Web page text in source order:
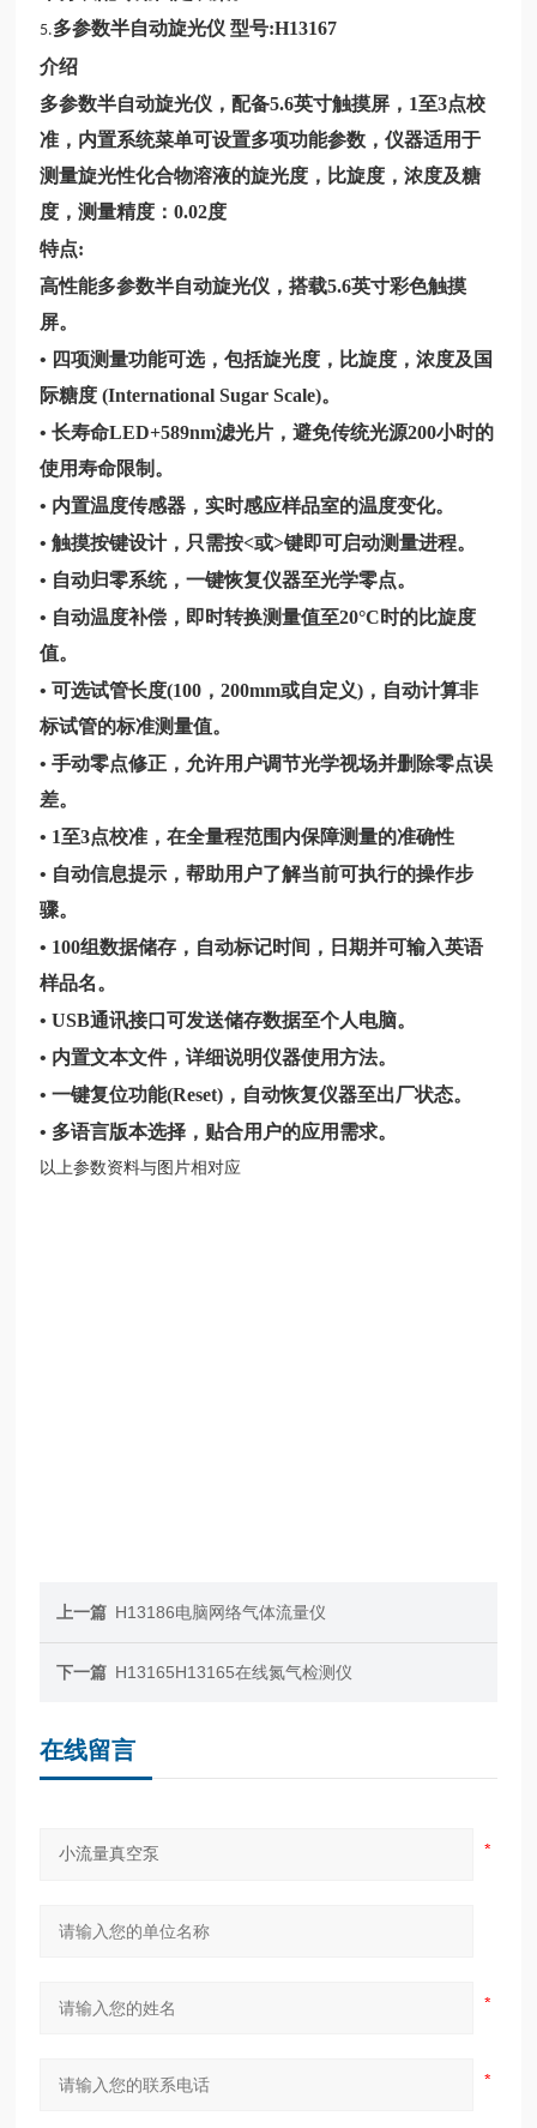
5.多参数半自动旋光仪 型号:H13167
介绍
多参数半自动旋光仪，配备5.6英寸触摸屏，1至3点校
准，内置系统菜单可设置多项功能参数，仪器适用于
测量旋光性化合物溶液的旋光度，比旋度，浓度及糖
度，测量精度：0.02度
特点:
高性能多参数半自动旋光仪，搭载5.6英寸彩色触摸
屏。
• 四项测量功能可选，包括旋光度，比旋度，浓度及国
际糖度 (International Sugar Scale)。
•长寿命LED+589nm滤光片，避免传统光源200小时的
使用寿命限制。
• 内置温度传感器，实时感应样品室的温度变化。
•触摸按键设计，只需按<或>键即可启动测量进程。
• 自动归零系统，一键恢复仪器至光学零点。
• 自动温度补偿，即时转换测量值至20°C时的比旋度
值。
•可选试管长度(100，200mm或自定义)，自动计算非
标试管的标准测量值。
• 手动零点修正，允许用户调节光学视场并删除零点误
差。
• 1至3点校准，在全量程范围内保障测量的准确性
• 自动信息提示，帮助用户了解当前可执行的操作步
骤。
• 100组数据储存，自动标记时间，日期并可输入英语
样品名。
• USB通讯接口可发送储存数据至个人电脑。
• 内置文本文件，详细说明仪器使用方法。
•一键复位功能(Reset)，自动恢复仪器至出厂状态。
• 多语言版本选择，贴合用户的应用需求。
以上参数资料与图片相对应
上一篇 H13186电脑网络气体流量仪
下一篇 H13165H13165在线氮气检测仪
在线留言